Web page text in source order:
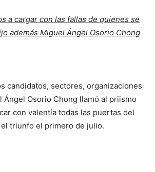
a cargar con las fallas de quienes se
además Miguel Ángel Osorio Chong
candidatos, sectores, organizaciones
Ángel Osorio Chong llamó al priismo
con valentía todas las puertas del
triunfo el primero de julio.